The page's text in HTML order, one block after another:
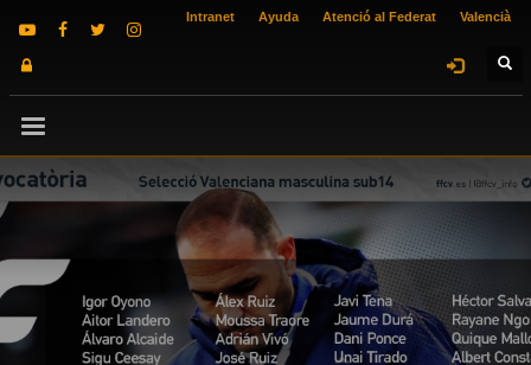
Intranet Ayuda Atenció al Federat Valencià